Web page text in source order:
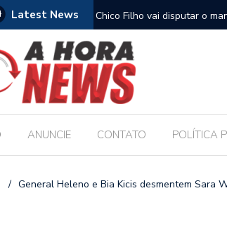
Latest News
de Renan Chico Filho vai disputar o
ANUNCIE CONTATO POLÍTICA
/ General Heleno e Bia Kicis desmentem Sara